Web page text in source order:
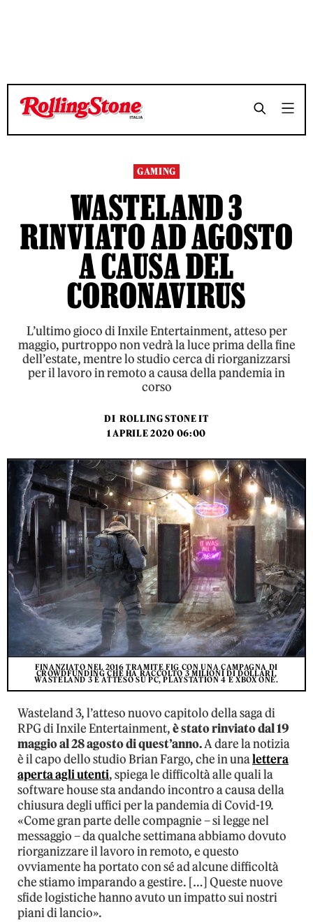
TEMPO DI LETTURA 3 MINUTI SHARE
TEMPO DI LETTURA 3 MINUTI SHARE
GAMING
WASTELAND 3
RINVIATO AD AGOSTO
A CAUSA DEL
CORONAVIRUS
L’ultimo gioco di Inxile Entertainment, atteso per
maggio, purtroppo non vedrà la luce prima della fine
dell’estate, mentre lo studio cerca di riorganizzarsi
per il lavoro in remoto a causa della pandemia in
corso
DI ROLLING STONE IT
1 APRILE 2020 06:00
FINANZIATO NEL 2016 TRAMITE FIG CON UNA CAMPAGNA DI
CROWDFUNDING CHE HA RACCOLTO 3 MILIONI DI DOLLARI,
WASTELAND 3 È ATTESO SU PC, PLAYSTATION 4 E XBOX ONE.
Wasteland 3, l’atteso nuovo capitolo della saga di
RPG di Inxile Entertainment,è stato rinviato dal 19
maggio al 28 agosto di quest’anno.A dare la notizia
è il capo dello studio Brian Fargo, che in unalettera
aperta agli utenti, spiega le difficoltà alle quali la
software house sta andando incontro a causa della
chiusura degli uffici per la pandemia di Covid-19.
«Come gran parte delle compagnie – si legge nel
messaggio – da qualche settimana abbiamo dovuto
riorganizzare il lavoro in remoto, e questo
ovviamente ha portato con sé ad alcune difficoltà
che stiamo imparando a gestire. […] Queste nuove
sfide logistiche hanno avuto un impatto sui nostri
piani di lancio».